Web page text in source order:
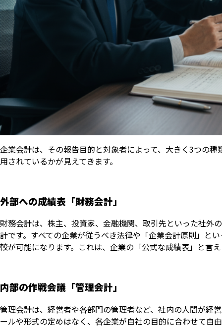
企業会計は、その報告目的と対象者によって、大きく3つの
用されているかが見えてきます。
外部への成績表「財務会計」
財務会計は、株主、投資家、金融機関、取引先といった社外
計です。すべての企業が従うべき法律や「企業会計原則」と
較が可能になります。これは、企業の「公式な成績表」と言
内部の作戦会議「管理会計」
管理会計は、経営者や各部門の管理者など、社内の人間が経
ールや形式の定めはなく、各企業が自社の目的に合わせて自